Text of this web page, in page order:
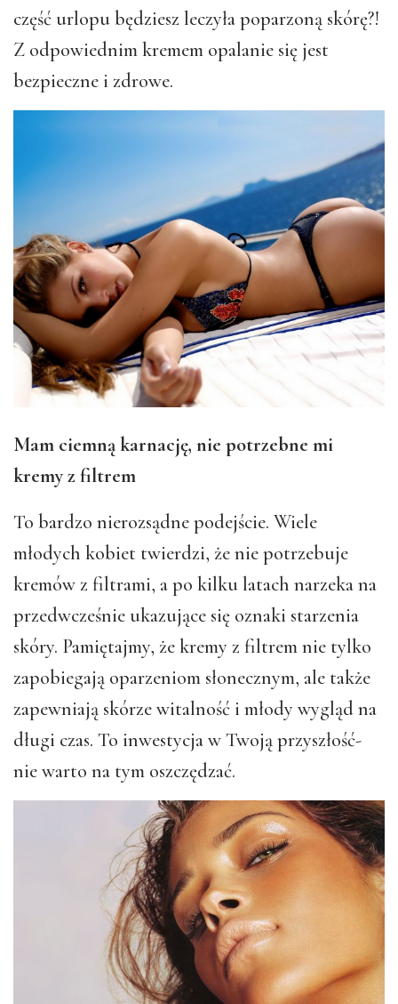
część urlopu będziesz leczyła poparzoną skórę?!
Z odpowiednim kremem opalanie się jest
bezpieczne i zdrowe.
Mam ciemną karnację, nie potrzebne mi
kremy z filtrem
To bardzo nierozsądne podejście. Wiele
młodych kobiet twierdzi, że nie potrzebuje
kremów z filtrami, a po kilku latach narzeka na
przedwcześnie ukazujące się oznaki starzenia
skóry. Pamiętajmy, że kremy z filtrem nie tylko
zapobiegają oparzeniom słonecznym, ale także
zapewniają skórze witalność i młody wygląd na
długi czas. To inwestycja w Twoją przyszłość-
nie warto na tym oszczędzać.